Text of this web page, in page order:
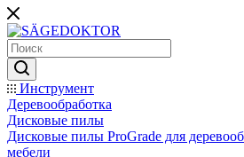
Инструмент
Деревообработка
Дисковые пилы
Дисковые пилы ProGrade для
мебели